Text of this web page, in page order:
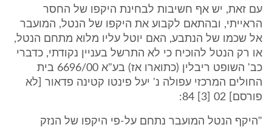
עם זאת, יש אף חשיבות לבחינת היקפו של החסר
הראייתי, ובהתאם לקבוע את היקפו של הנטל, המועבר
אל שכמו של הנתבע, האם יוטל עליו מלוא מתחם הנטל,
או רק הנטל להוכיח כי לא התרשל בעניין נקודתי, כדברי
כב' השופט ריבלין (כתוארו אז) בע"א 6696/00 בית
החולים המרכזי עפולה נ' יעל פינטו קטינה פדאור [לא
פורסם] 02 [3] 84:
"היקף הנטל המועבר נתחם על-פי היקפו של הנזק